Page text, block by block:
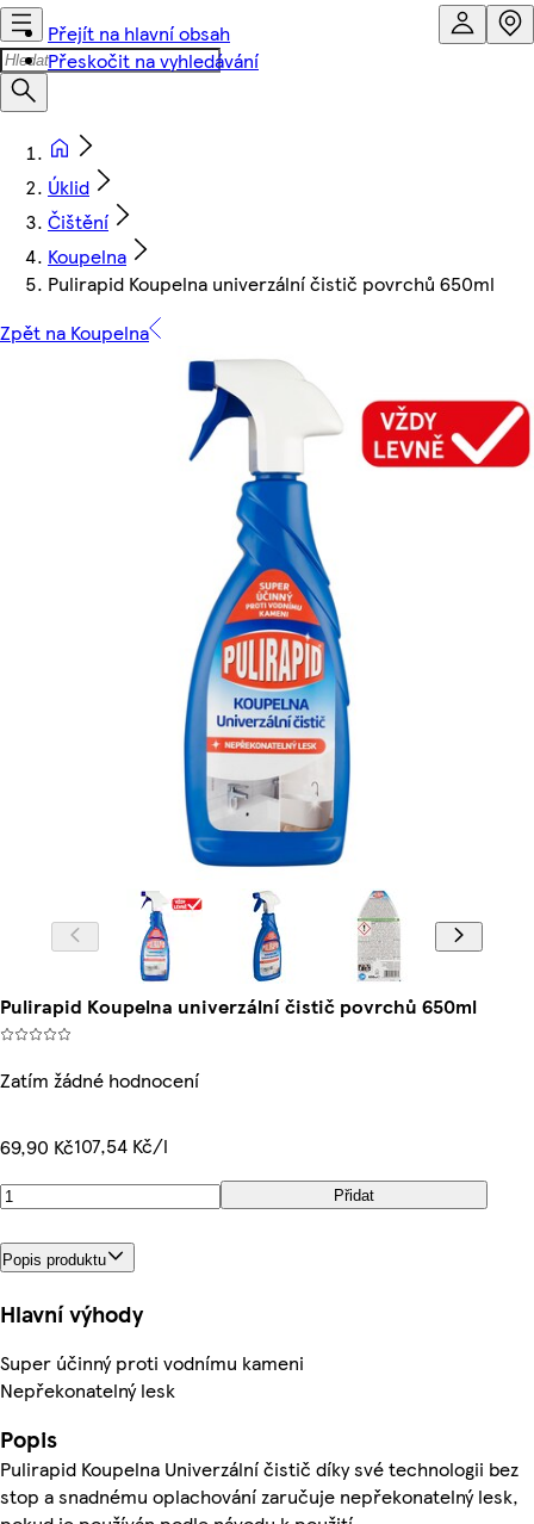
Přejít na hlavní obsah
Přeskočit na vyhledávání
Úklid
Čištění
Koupelna
Pulirapid Koupelna univerzální čistič povrchů 650ml
Zpět na Koupelna
Pulirapid Koupelna univerzální čistič povrchů 650ml
Zatím žádné hodnocení
69,90 Kč107,54 Kč/l
Přidat
Popis produktu
Hlavní výhody
Super účinný proti vodnímu kameni
Nepřekonatelný lesk
Popis
Pulirapid Koupelna Univerzální čistič díky své technologii bez
stop a snadnému oplachování zaručuje nepřekonatelný lesk,